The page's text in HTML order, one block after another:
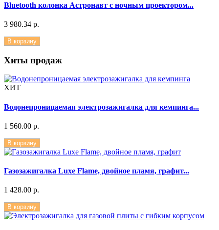
Bluetooth колонка Астронавт с ночным проектором...
3 980.34 р.
В корзину
Хиты продаж
ХИТ
Водонепроницаемая электрозажигалка для кемпинга...
1 560.00 р.
В корзину
Газозажигалка Luxe Flame, двойное пламя, графит...
1 428.00 р.
В корзину